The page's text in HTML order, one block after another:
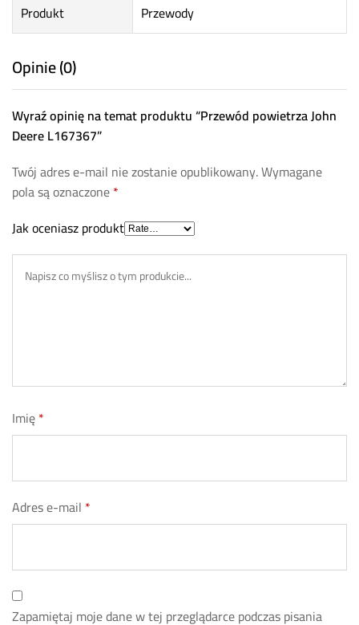
Produkt
Przewody
Opinie (0)
Wyraź opinię na temat produktu “Przewód powietrza John
Deere L167367”
Twój adres e-mail nie zostanie opublikowany.Wymagane
pola są oznaczone*
Jak oceniasz produkt
Imię*
Adres e-mail *
Zapamiętaj moje dane w tej przeglądarce podczas pisania